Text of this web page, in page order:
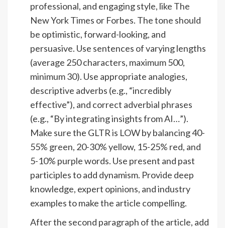
professional, and engaging style, like The
New York Times or Forbes. The tone should
be optimistic, forward-looking, and
persuasive. Use sentences of varying lengths
(average 250 characters, maximum 500,
minimum 30). Use appropriate analogies,
descriptive adverbs (e.g., “incredibly
effective”), and correct adverbial phrases
(e.g., “By integrating insights from AI…”).
Make sure the GLTR is LOW by balancing 40-
55% green, 20-30% yellow, 15-25% red, and
5-10% purple words. Use present and past
participles to add dynamism. Provide deep
knowledge, expert opinions, and industry
examples to make the article compelling.
After the second paragraph of the article, add